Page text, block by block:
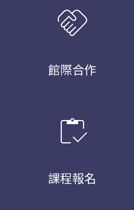
handshake
館際合作
inventory
課程報名